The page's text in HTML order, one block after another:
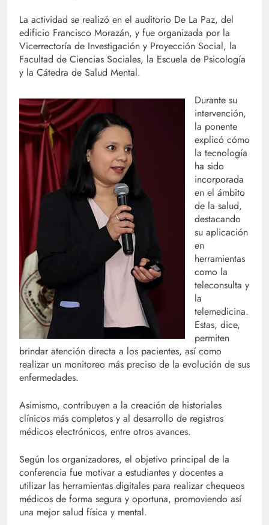
La actividad se realizó en el auditorio De La Paz, del
edificio Francisco Morazán, y fue organizada por la
Vicerrectoría de Investigación y Proyección Social, la
Facultad de Ciencias Sociales, la Escuela de Psicología
y la Cátedra de Salud Mental.
Durante su
intervención,
la ponente
explicó cómo
la tecnología
ha sido
incorporada
en el ámbito
de la salud,
destacando
su aplicación
en
herramientas
como la
teleconsulta y
la
telemedicina.
Estas, dice,
permiten
brindar atención directa a los pacientes, así como
realizar un monitoreo más preciso de la evolución de sus
enfermedades.
Asimismo, contribuyen a la creación de historiales
clínicos más completos y al desarrollo de registros
médicos electrónicos, entre otros avances.
Según los organizadores, el objetivo principal de la
conferencia fue motivar a estudiantes y docentes a
utilizar las herramientas digitales para realizar chequeos
médicos de forma segura y oportuna, promoviendo así
una mejor salud física y mental.